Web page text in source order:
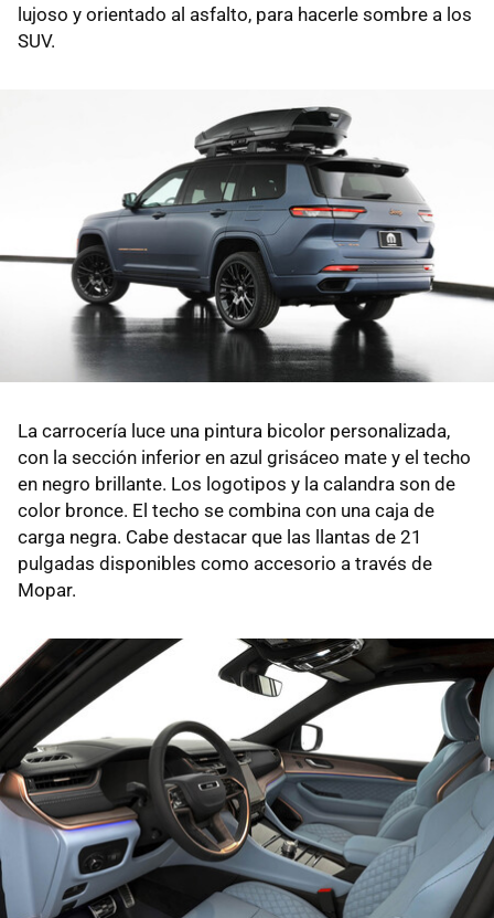
lujoso y orientado al asfalto, para hacerle sombre a los
SUV.
La carrocería luce una pintura bicolor personalizada,
con la sección inferior en azul grisáceo mate y el techo
en negro brillante. Los logotipos y la calandra son de
color bronce. El techo se combina con una caja de
carga negra. Cabe destacar que las llantas de 21
pulgadas disponibles como accesorio a través de
Mopar.